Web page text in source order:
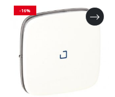
-16%